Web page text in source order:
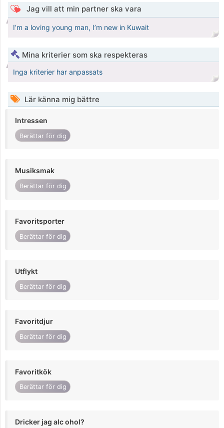
Jag vill att min partner ska vara
I’m a loving young man, I’m new in Kuwait
Mina kriterier som ska respekteras
Inga kriterier har anpassats
Lär känna mig bättre
Intressen
Berättar för dig
Musiksmak
Berättar för dig
Favoritsporter
Berättar för dig
Utflykt
Berättar för dig
Favoritdjur
Berättar för dig
Favoritkök
Berättar för dig
Dricker jag alc ohol?